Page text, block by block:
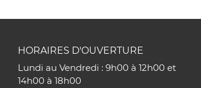
HORAIRES D'OUVERTURE
Lundi au Vendredi : 9h00 à 12h00 et
14h00 à 18h00